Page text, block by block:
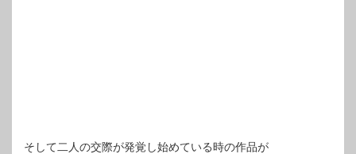
そして二人の交際が発覚し始めている時の作品が